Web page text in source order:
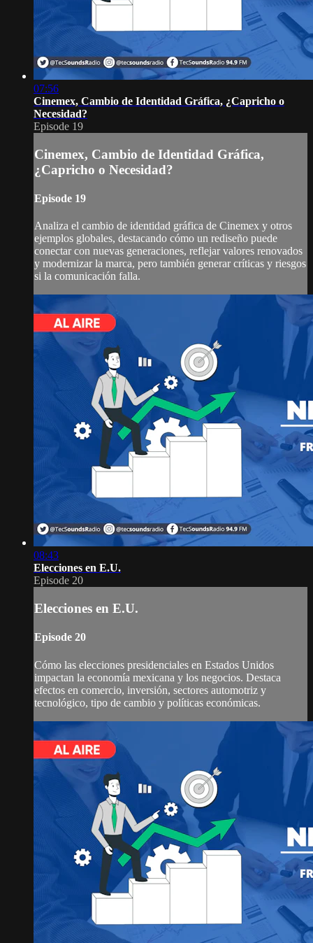
07:56
Cinemex, Cambio de Identidad Gráfica, ¿Capricho o
Necesidad?
Episode 19
Cinemex, Cambio de Identidad Gráfica,
¿Capricho o Necesidad?
Episode 19
Analiza el cambio de identidad gráfica de Cinemex y otros
ejemplos globales, destacando cómo un rediseño puede
conectar con nuevas generaciones, reflejar valores renovados
y modernizar la marca, pero también generar críticas y riesgos
si la comunicación falla.
08:43
Elecciones en E.U.
Episode 20
Elecciones en E.U.
Episode 20
Cómo las elecciones presidenciales en Estados Unidos
impactan la economía mexicana y los negocios. Destaca
efectos en comercio, inversión, sectores automotriz y
tecnológico, tipo de cambio y políticas económicas.